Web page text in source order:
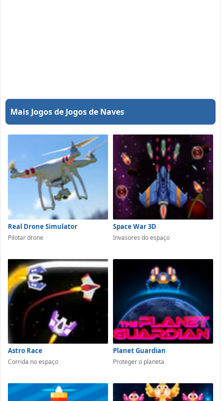
Mais Jogos de Jogos de Naves
Real Drone Simulator
Pilotar drone
Space War 3D
Invasores do espaço
Astro Race
Corrida no espaço
Planet Guardian
Proteger o planeta